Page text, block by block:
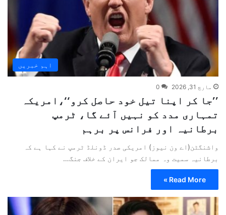
اہم خبریں
مارچ 31, 2026 0
’’جا کر اپنا تیل خود حاصل کرو‘‘،امریکہ
تمہاری مدد کو نہیں آئے گا، ٹرمپ
برطانیہ اور فرانس پر برہم
واشنگٹن(اے ون نیوز) امریکی صدر ڈونلڈ ٹرمپ نے کہا ہے کہ
برطانیہ سمیت وہ ممالک جو ایران کے خلاف جنگ…
Read More »